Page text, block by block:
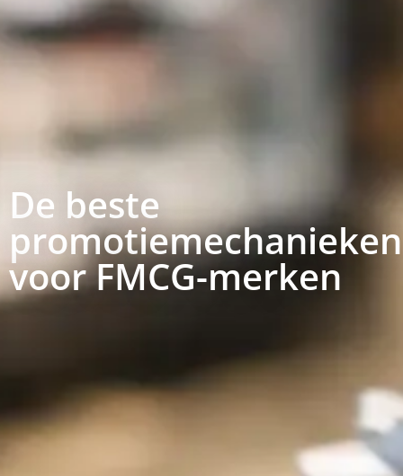
De beste
promotiemechanieken
voor FMCG-merken